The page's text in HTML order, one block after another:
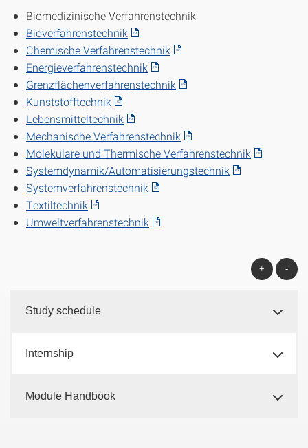
Biomedizinische Verfahrenstechnik
Bioverfahrenstechnik
Chemische Verfahrenstechnik
Energieverfahrenstechnik
Grenzflächenverfahrenstechnik
Kunststofftechnik
Lebensmitteltechnik
Mechanische Verfahrenstechnik
Molekulare und Thermische Verfahrenstechnik
Systemdynamik/Automatisierungstechnik
Systemverfahrenstechnik
Textiltechnik
Umweltverfahrenstechnik
+ -
Study schedule
Internship
Module Handbook